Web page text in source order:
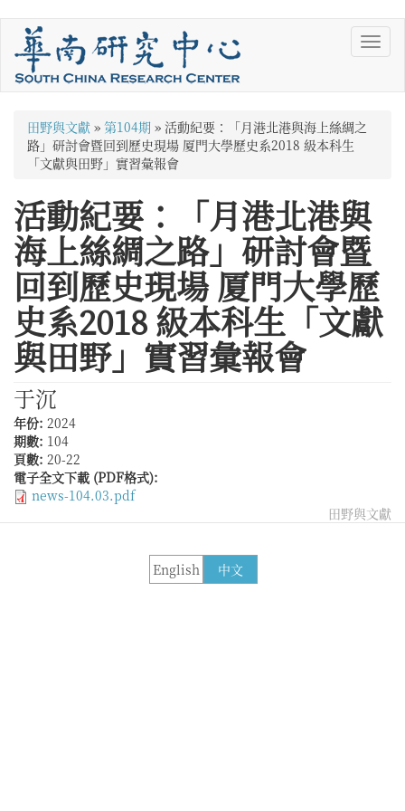
您
在
裡
田野與文獻 » 第104期 » 活動紀要：「月港北港與海上絲綢之
路」研討會暨回到歷史現場 厦門大學歷史系2018 級本科生
「文獻與田野」實習彙報會
活動紀要：「月港北港與
海上絲綢之路」研討會暨
回到歷史現場 厦門大學歷
史系2018 級本科生「文獻
與田野」實習彙報會
于沉
年份: 2024
期數: 104
頁數: 20-22
電子全文下載 (PDF格式):
news-104.03.pdf
田野與文獻
中文
English